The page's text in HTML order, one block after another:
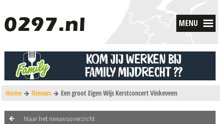
MENU
Home Nieuws Een groot Eigen Wijs Kerstconcert Vinkeveen
Naar het nieuwsoverzicht